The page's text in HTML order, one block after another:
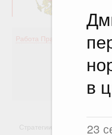
в
23
Работа Правительства
Стратегии